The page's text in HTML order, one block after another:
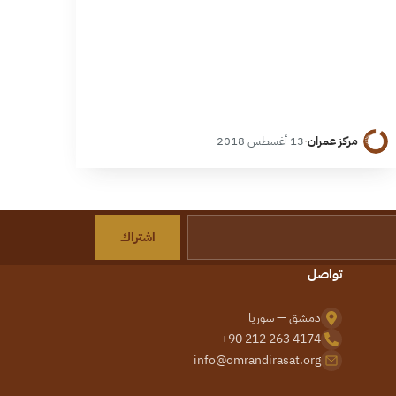
مركز عمران·13 أغسطس 2018
اشتراك
تواصل
دمشق — سوريا
+90 212 263 4174
info@omrandirasat.org